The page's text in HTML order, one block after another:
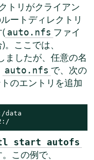
トリがクライアン
ートディレクトリ
auto.nfs ファイ
ここでは、
ましたが、任意の名
auto.nfs で、次の
のエントリを追加
data
start autofs
この例で、